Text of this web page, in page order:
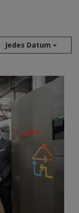
Jedes Datum
Aug 2026
Jul 2026
Jun 2026
Mai 2026
Apr 2026
Mär 2026
Jan 2026
Dez 2025
Nov 2025
Okt 2025